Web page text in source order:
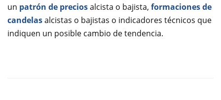
un patrón de preciosalcista o bajista, formaciones de
candelasalcistas o bajistas o indicadores técnicos que
indiquen un posible cambio de tendencia.